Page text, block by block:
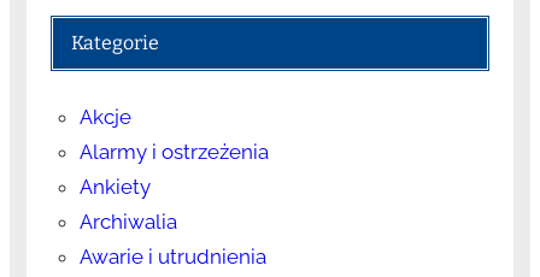
Kategorie
Akcje
Alarmy i ostrzeżenia
Ankiety
Archiwalia
Awarie i utrudnienia